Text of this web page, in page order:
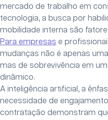
mercado de trabalho em
tecnologia, a busca por
mobilidade interna são
Para empresas e
mudanças não é apenas
mas de sobrevivência em
dinâmico.
A inteligência artificial, a
necessidade de
contratação demonstram